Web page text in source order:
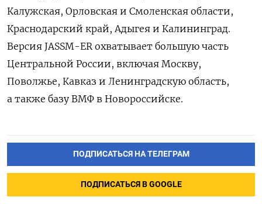
Калужская, Орловская и Смоленская области,
Краснодарский край, Адыгея и Калининград.
Версия JASSM-ER охватывает большую часть
Центральной России, включая Москву,
Поволжье, Кавказ и Ленинградскую область,
а также базу ВМФ в Новороссийске.
ПОДПИСАТЬСЯ НА ТЕЛЕГРАМ
ПОДПИСАТЬСЯ В GOOGLE